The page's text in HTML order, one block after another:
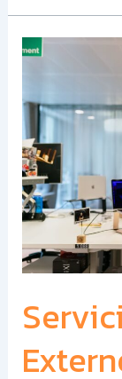
Servicios
Externos
¿Que
ventajas
hay?